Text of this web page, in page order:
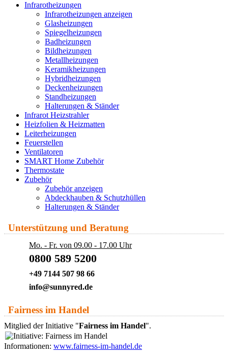
Infrarotheizungen
Infrarotheizungen anzeigen
Glasheizungen
Spiegelheizungen
Badheizungen
Bildheizungen
Metallheizungen
Keramikheizungen
Hybridheizungen
Deckenheizungen
Standheizungen
Halterungen & Ständer
Infrarot Heizstrahler
Heizfolien & Heizmatten
Leiterheizungen
Feuerstellen
Ventilatoren
SMART Home Zubehör
Thermostate
Zubehör
Zubehör anzeigen
Abdeckhauben & Schutzhüllen
Halterungen & Ständer
Unterstützung und Beratung
Mo. - Fr. von 09.00 - 17.00 Uhr
0800 589 5200
+49 7144 507 98 66
info@sunnyred.de
Fairness im Handel
Mitglied der Initiative "Fairness im Handel".
Informationen: www.fairness-im-handel.de